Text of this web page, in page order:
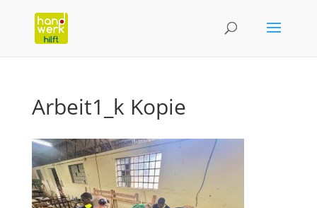
Arbeit1_k Kopie